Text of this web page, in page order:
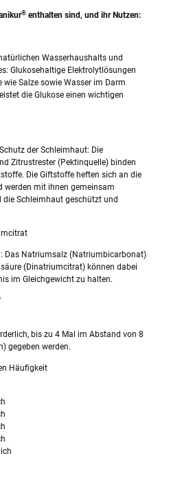
® enthalten sind, und ihr Nutzen:
Wasserhaushalts und
Glukosehaltige Elektrolytlösungen
Salze sowie Wasser im Darm
die Glukose einen wichtigen
der Schleimhaut: Die
Zitrustrester (Pektinquelle) binden
Die Giftstoffe heften sich an die
werden mit ihnen gemeinsam
die Schleimhaut geschützt und
Das Natriumsalz (Natriumbicarbonat)
(Dinatriumcitrat) können dabei
im Gleichgewicht zu halten.
bis zu 4 Mal im Abstand von 8
gegeben werden.
Häufigkeit